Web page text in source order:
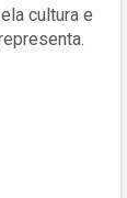
cultura e